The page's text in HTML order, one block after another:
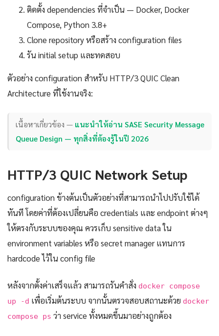
ติดตั้ง dependencies ที่จำเป็น — Docker, Docker
Compose, Python 3.8+
Clone repository หรือสร้าง configuration files
รัน initial setup และทดสอบ
ตัวอย่าง configuration สำหรับ HTTP/3 QUIC Clean
Architecture ที่ใช้งานจริง:
เนื้อหาเกี่ยวข้อง — แนะนำให้อ่าน SASE Security Message
Queue Design — ทุกสิ่งที่ต้องรู้ในปี 2026
HTTP/3 QUIC Network Setup
configuration ข้างต้นเป็นตัวอย่างที่สามารถนำไปปรับใช้ได้
ทันที โดยค่าที่ต้องเปลี่ยนคือ credentials และ endpoint ต่างๆ
ให้ตรงกับระบบของคุณ ควรเก็บ sensitive data ใน
environment variables หรือ secret manager แทนการ
hardcode ไว้ใน config file
หลังจากตั้งค่าเสร็จแล้ว สามารถรันคำสั่ง docker compose
up -d เพื่อเริ่มต้นระบบ จากนั้นตรวจสอบสถานะด้วย docker
compose ps ว่า service ทั้งหมดขึ้นมาอย่างถูกต้อง